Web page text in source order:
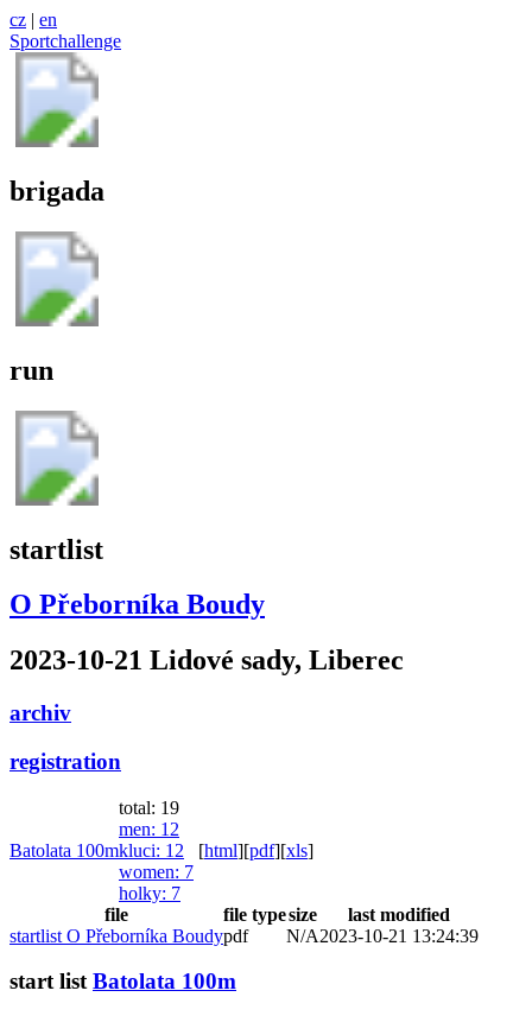
cz | en
Sportchallenge
brigada
run
startlist
O Přeborníka Boudy
2023-10-21 Lidové sady, Liberec
archiv
registration
Batolata 100m
total: 19
men: 12
kluci: 12
women: 7
holky: 7
[html][pdf][xls]
file file typesize
last modified
startlist O Přeborníka Boudypdf N/A2023-10-21 13:24:39
start listBatolata 100m